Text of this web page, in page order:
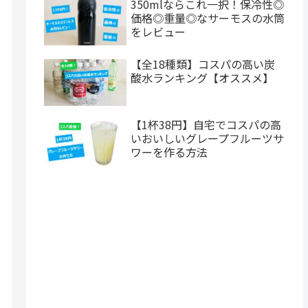
350mlならこれ一択！保冷性◎
価格◎重量◎なサーモスの水筒
をレビュー
【全18種類】コスパの高い炭
酸水ランキング【オススメ】
【1杯38円】自宅でコスパの高
いおいしいグレープフルーツサ
ワーを作る方法